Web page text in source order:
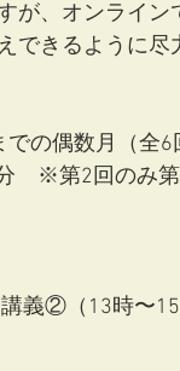
が、オンライン
できるように尽
の偶数月（全6
　※第2回のみ
義②（13時〜